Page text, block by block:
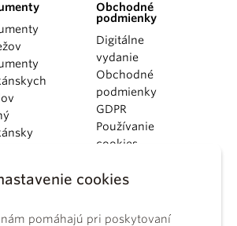
cookies
pomáhajú pri poskytovaní
Obchodné
podmienky
Digitálne
vydanie
Obchodné
podmienky
GDPR
Používanie
cookies